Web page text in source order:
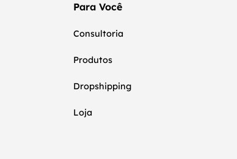
Para Você
Consultoria
Produtos
Dropshipping
Loja